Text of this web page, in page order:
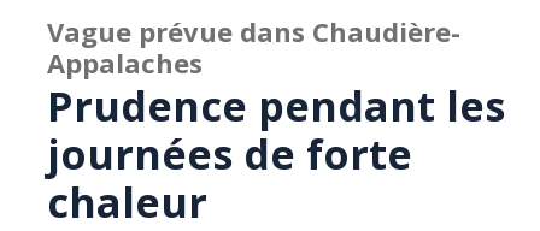
Vague prévue dans Chaudière-
Appalaches
Prudence pendant les
journées de forte
chaleur